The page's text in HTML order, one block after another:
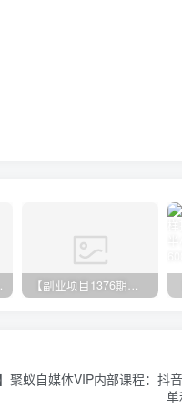
聚蚁自媒体VIP内部课程：抖